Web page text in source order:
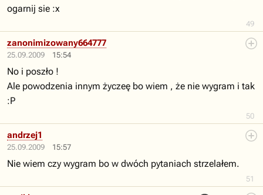
49
ogarnij sie :x
25.09.2009 15:54
50
zanonimizowany664777
No i poszło !
Ale powodzenia innym życzeę bo wiem , że nie wygram i tak
:P
25.09.2009 15:57
51
andrzej1
Nie wiem czy wygram bo w dwóch pytaniach strzelałem.